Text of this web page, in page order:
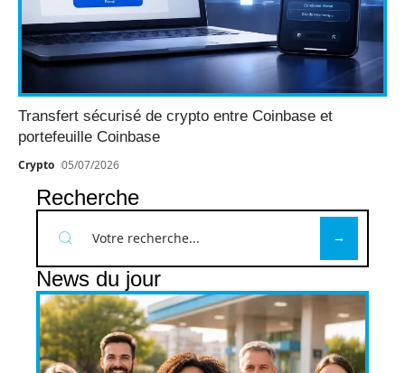
Transfert sécurisé de crypto entre Coinbase et
portefeuille Coinbase
Crypto 05/07/2026
Recherche
News du jour